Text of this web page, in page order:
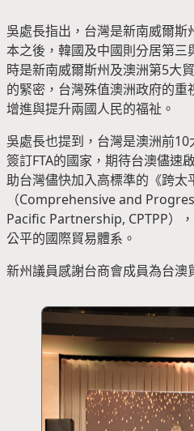
吳處長指出，台灣是新南威爾
本之後，韓國及中國則分居第
時是新南威爾斯州及澳洲第5大
的緊密，台灣殊值澳洲政府的
增進與提升兩國人民的福祉。
吳處長也提到，台灣是澳洲前
簽訂FTA的國家，期待台澳儘速
助台灣儘快加入高標準的《跨太
（Comprehensive and
Pacific Partnership, CPTPP）
公平的國際貿易體系。
新州議員感謝台商會成員為台澳